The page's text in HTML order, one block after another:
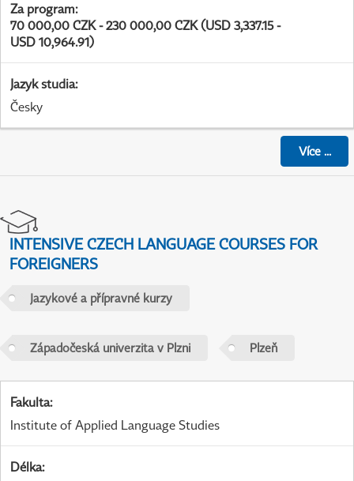
Za program:
70 000,00 CZK - 230 000,00 CZK (USD 3,337.15 -
USD 10,964.91)
Jazyk studia:
Česky
Více...
INTENSIVE CZECH LANGUAGE COURSES FOR
FOREIGNERS
Jazykové a přípravné kurzy
Západočeská univerzita v Plzni Plzeň
Fakulta:
Institute of Applied Language Studies
Délka: